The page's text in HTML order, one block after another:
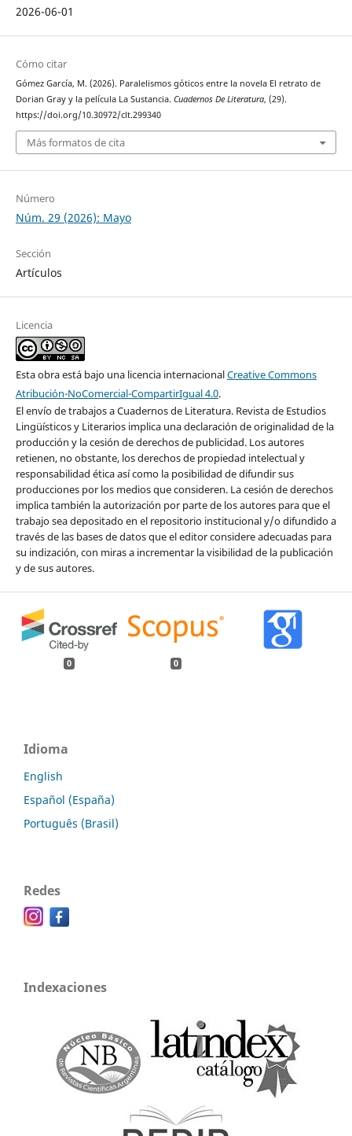
2026-06-01
Cómo citar
Gómez García, M. (2026). Paralelismos góticos entre la novela El retrato de
Dorian Gray y la película La Sustancia. Cuadernos De Literatura, (29).
https://doi.org/10.30972/clt.299340
Más formatos de cita
Número
Núm. 29 (2026): Mayo
Sección
Artículos
Licencia
Esta obra está bajo una licencia internacionalCreative Commons
Atribución-NoComercial-CompartirIgual 4.0.
El envío de trabajos a Cuadernos de Literatura. Revista de Estudios
Lingüísticos y Literarios implica una declaración de originalidad de la
producción y la cesión de derechos de publicidad. Los autores
retienen, no obstante, los derechos de propiedad intelectual y
responsabilidad ética así como la posibilidad de difundir sus
producciones por los medios que consideren. La cesión de derechos
implica también la autorización por parte de los autores para que el
trabajo sea depositado en el repositorio institucional y/o difundido a
través de las bases de datos que el editor considere adecuadas para
su indización, con miras a incrementar la visibilidad de la publicación
y de sus autores.
0 0
Idioma
English
Español (España)
Português (Brasil)
Redes
Indexaciones